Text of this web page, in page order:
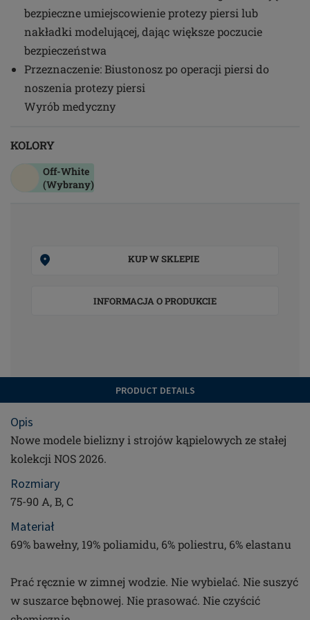
bezpieczne umiejscowienie protezy piersi lub
nakładki modelującej, dając większe poczucie
bezpieczeństwa
Przeznaczenie: Biustonosz po operacji piersi do
noszenia protezy piersi
Wyrób medyczny
KOLORY
Off-White
(Wybrany)
KUP W SKLEPIE
INFORMACJA O PRODUKCIE
PRODUCT DETAILS
Opis
Nowe modele bielizny i strojów kąpielowych ze stałej
kolekcji NOS 2026.
Rozmiary
75-90 A, B, C
Materiał
69% bawełny, 19% poliamidu, 6% poliestru, 6% elastanu
Prać ręcznie w zimnej wodzie. Nie wybielać. Nie suszyć
w suszarce bębnowej. Nie prasować. Nie czyścić